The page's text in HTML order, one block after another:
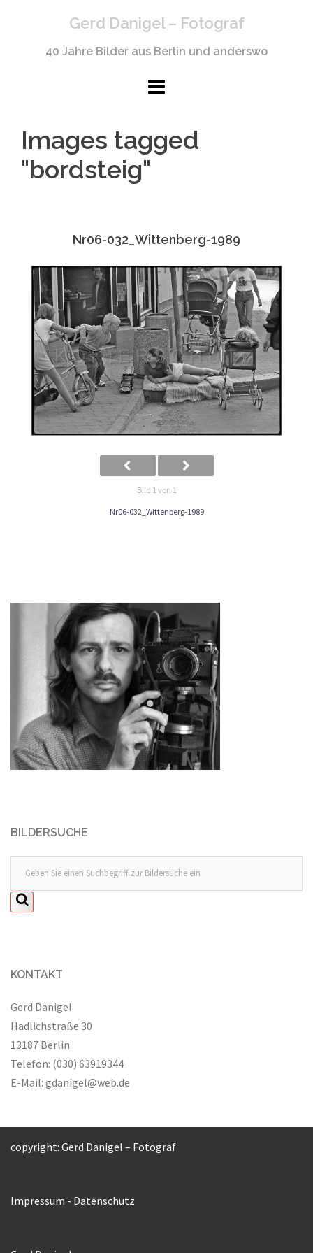
Gerd Danigel – Fotograf
40 Jahre Bilder aus Berlin und anderswo
Images tagged
"bordsteig"
Nr06-032_Wittenberg-1989
Bild 1 von 1
Nr06-032_Wittenberg-1989
BILDERSUCHE
KONTAKT
Gerd Danigel
Hadlichstraße 30
13187 Berlin
Telefon: (030) 63919344
E-Mail: gdanigel@web.de
copyright: Gerd Danigel – Fotograf
Impressum - Datenschutz